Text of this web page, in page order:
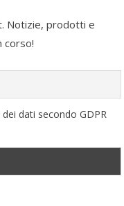
Notizie, prodotti e
corso!
dati secondo GDPR